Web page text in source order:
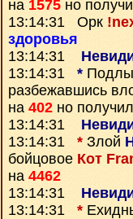
на 1575 но
13:14:31 Орк
здоровья
13:14:31
13:14:31 *
разбежавшись
на 402 но
13:14:31
13:14:31 * Злой
бойцовое Кот
на 4462
13:14:31
13:14:31 *